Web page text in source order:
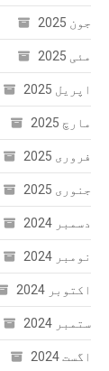
جون 2025
مئی 2025
اپریل 2025
مارچ 2025
فروری 2025
جنوری 2025
دسمبر 2024
نومبر 2024
اکتوبر 2024
ستمبر 2024
اگست 2024